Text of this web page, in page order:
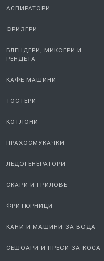
АСПИРАТОРИ
ФРИЗЕРИ
БЛЕНДЕРИ, МИКСЕРИ И
РЕНДЕТА
КАФЕ МАШИНИ
ТОСТЕРИ
КОТЛОНИ
ПРАХОСМУКАЧКИ
ЛЕДОГЕНЕРАТОРИ
СКАРИ И ГРИЛОВЕ
ФРИТЮРНИЦИ
КАНИ И МАШИНИ ЗА ВОДА
СЕШОАРИ И ПРЕСИ ЗА КОСА